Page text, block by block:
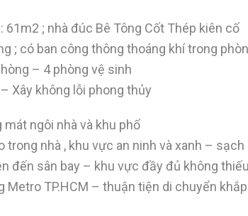
61m2 ; nhà đúc Bê Tông Cốt Thép kiên cố
; có ban công thông thoáng khí trong
– 4 phòng vệ sinh
Xây không lỗi phong thủy
ngôi nhà và khu phố
trong nhà , khu vực an ninh và xanh –
đến sân bay – khu vực đầy đủ không
Metro TP.HCM – thuận tiện di chuyển